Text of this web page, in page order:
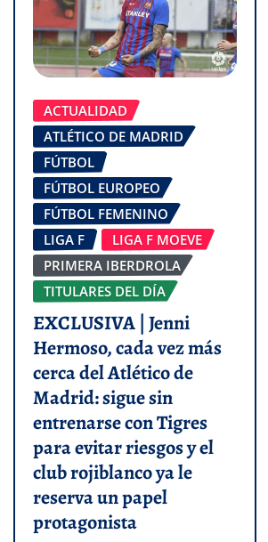
ACTUALIDAD
ATLÉTICO DE MADRID
FÚTBOL
FÚTBOL EUROPEO
FÚTBOL FEMENINO
LIGA F
LIGA F MOEVE
PRIMERA IBERDROLA
TITULARES DEL DÍA
EXCLUSIVA | Jenni
Hermoso, cada vez más
cerca del Atlético de
Madrid: sigue sin
entrenarse con Tigres
para evitar riesgos y el
club rojiblanco ya le
reserva un papel
protagonista